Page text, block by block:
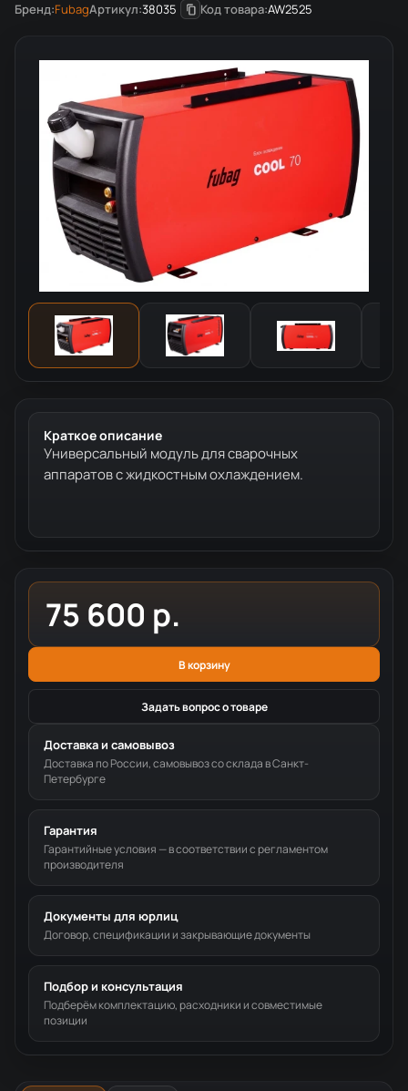
Бренд:FubagАртикул:38035 Код товара:AW2525
Краткое описание
Универсальный модуль для сварочных
аппаратов с жидкостным охлаждением.
75 600 р.
В корзину
Задать вопрос о товаре
Доставка и самовывоз
Доставка по России, самовывоз со склада в Санкт-
Петербурге
Гарантия
Гарантийные условия — в соответствии с регламентом
производителя
Документы для юрлиц
Договор, спецификации и закрывающие документы
Подбор и консультация
Подберём комплектацию, расходники и совместимые
позиции